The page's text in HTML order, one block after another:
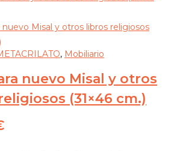
, Mobiliario
nuevo Misal y otros
(31×46 cm.)